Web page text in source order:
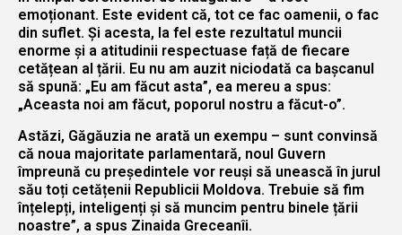
emoționant. Este evident că, tot ce fac oamenii, o fac
din suflet. Și acesta, la fel este rezultatul muncii
enorme și a atitudinii respectuase față de fiecare
cetățean al țării. Eu nu am auzit niciodată ca bașcanul
să spună: „Eu am făcut asta”, ea mereu a spus:
„Aceasta noi am făcut, poporul nostru a făcut-o”.
Astăzi, Găgăuzia ne arată un exempu – sunt convinsă
că noua majoritate parlamentară, noul Guvern
împreună cu președintele vor reuși să unească în jurul
său toți cetățenii Republicii Moldova. Trebuie să fim
înțelepți, inteligenți și să muncim pentru binele țării
noastre”, a spus Zinaida Greceanîi.